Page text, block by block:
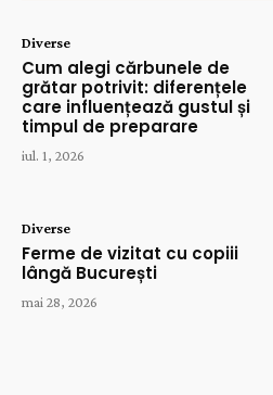
Diverse
Cum alegi cărbunele de
grătar potrivit: diferențele
care influențează gustul și
timpul de preparare
iul. 1, 2026
Diverse
Ferme de vizitat cu copiii
lângă București
mai 28, 2026